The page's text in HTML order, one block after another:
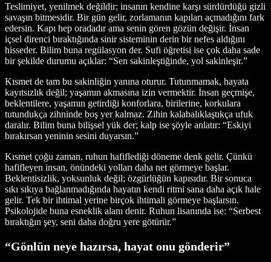
Teslimiyet, yenilmek değildir; insanın kendine karşı sürdürdüğü gizli
savaşın bitmesidir. Bir gün gelir, zorlamanın kapıları açmadığını fark
edersin. Kapı hep oradadır ama senin gören gözün değişir. İnsan
içsel direnci bıraktığında sinir sisteminin derin bir nefes aldığını
hisseder. Bilim buna regülasyon der. Sufi öğretisi ise çok daha sade
bir şekilde durumu açıklar: “Sen sakinleştiğinde, yol sakinleşir.”
Kısmet de tam bu sakinliğin yanına oturur. Tutunmamak, hayata
kayıtsızlık değil; yaşamın akmasına izin vermektir. İnsan geçmişe,
beklentilere, yaşamın getirdiği konforlara, birilerine, korkulara
tutundukça zihninde boş yer kalmaz. Zihin kalabalıklaştıkça ufuk
daralır. Bilim buna bilişsel yük der; kalp ise şöyle anlatır: “Eskiyi
bırakırsan yeninin sesini duyarsın.”
Kısmet çoğu zaman, ruhun hafiflediği döneme denk gelir. Çünkü
hafifleyen insan, önündeki yolları daha net görmeye başlar.
Beklentisizlik, yoksunluk değil; özgürlüğün kapısıdır. Bir sonuca
sıkı sıkıya bağlanmadığında hayatın kendi ritmi sana daha açık hale
gelir. Tek bir ihtimal yerine birçok ihtimali görmeye başlarsın.
Psikolojide buna esneklik alanı denir. Ruhun lisanında ise: “Serbest
bıraktığın şey, seni daha doğru yere götürür.”
“Gönlün neye hazırsa, hayat onu gönderir”